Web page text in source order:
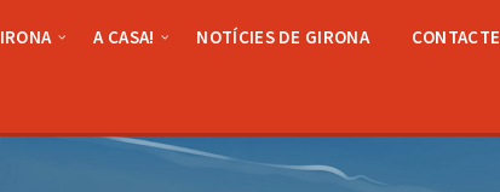
A CASA! NOTÍCIES DE GIRONA CONTACTE